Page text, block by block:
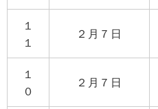
１
１
２月７日
１
０
２月７日